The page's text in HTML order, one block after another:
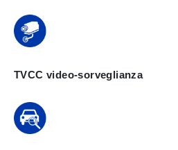
TVCC video-sorveglianza